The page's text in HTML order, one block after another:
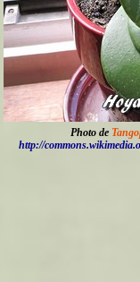
Photo de
http://